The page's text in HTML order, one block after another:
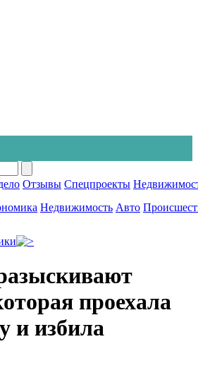
Отзывы Спецпроекты
Недвижимость Авто
проехала
и избила